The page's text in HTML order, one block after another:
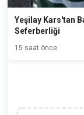
Yeşilay Kars'tan
Seferberliği
15 saat önce